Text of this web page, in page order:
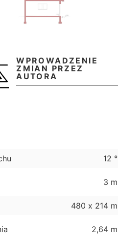
WPROWADZENIE
ZMIAN PRZEZ
AUTORA
12 °
3 m
480 x 214 m
2,64 m